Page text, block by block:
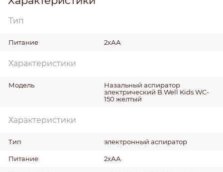
Тип
Питание 2хАА
Характеристики
Модель
Назальный аспиратор
электрический B.Well Kids WC-
150 желтый
Характеристики
Тип электронный аспиратор
Питание 2хАА